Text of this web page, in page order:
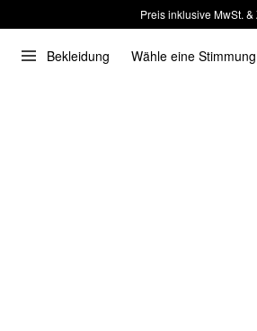
Preis inklusive MwSt.
Bekleidung Wähle eine Stimmung